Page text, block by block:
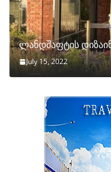
ლანდშაფტის
July 15, 2022